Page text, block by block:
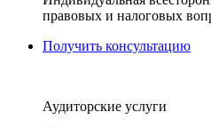
правовых и налоговых
Получить консультацию
Аудиторские услуги